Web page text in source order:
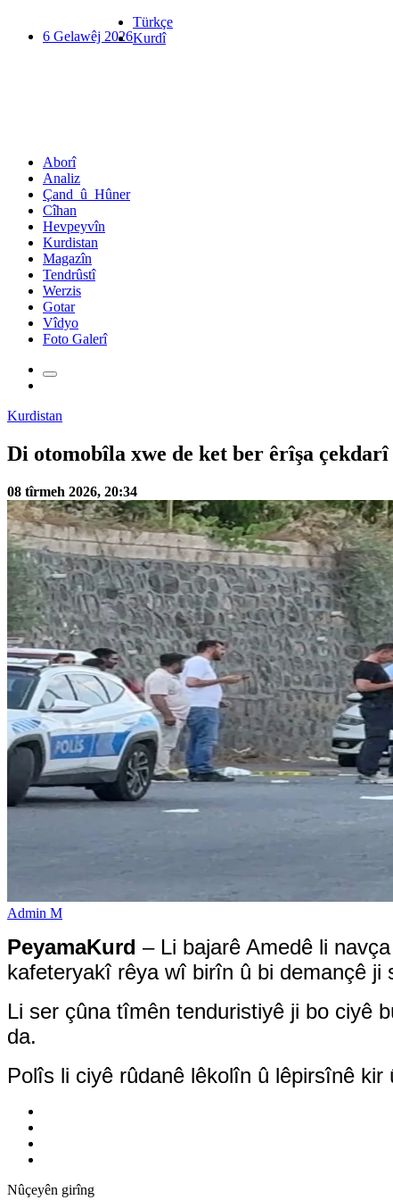
6 Gelawêj 2026
Türkçe
Kurdî
Aborî
Analiz
Çand_û_Hûner
Cîhan
Hevpeyvîn
Kurdistan
Magazîn
Tendrûstî
Werzis
Gotar
Vîdyo
Foto Galerî
Kurdistan
Di otomobîla xwe de ket ber êrîşa çekdarî
08 tîrmeh 2026, 20:34
Admin M
PeyamaKurd – Li bajarê Amedê li
kafeteryakî rêya wî birîn û bi demançê
Li ser çûna tîmên tenduristiyê ji bo ciyê
da.
Polîs li ciyê rûdanê lêkolîn û lêpirsînê
Nûçeyên girîng